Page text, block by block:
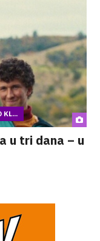
KL...
u tri dana – u